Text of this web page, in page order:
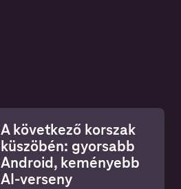
A következő korszak
küszöbén: gyorsabb
Android, keményebb
AI-verseny